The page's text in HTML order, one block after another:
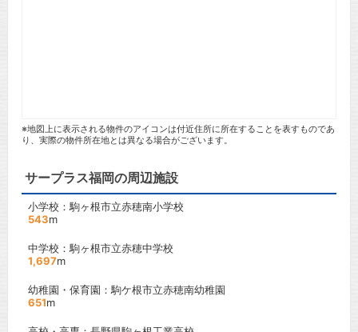
※地図上に表示される物件のアイコンは付近住所に所在することを表すものであ
り、実際の物件所在地とは異なる場合がございます。
サープラス福岡の周辺施設
小学校：駒ヶ根市立赤穂南小学校
543m
中学校：駒ヶ根市立赤穂中学校
1,697m
幼稚園・保育園：駒ケ根市立赤穂南幼稚園
651m